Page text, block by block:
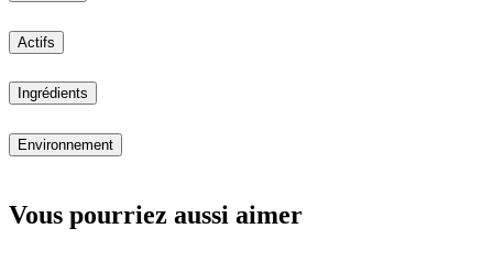
Actifs
Ingrédients
Environnement
Vous pourriez aussi aimer